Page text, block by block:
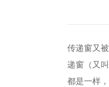
传递窗又
递窗（又
都是一样